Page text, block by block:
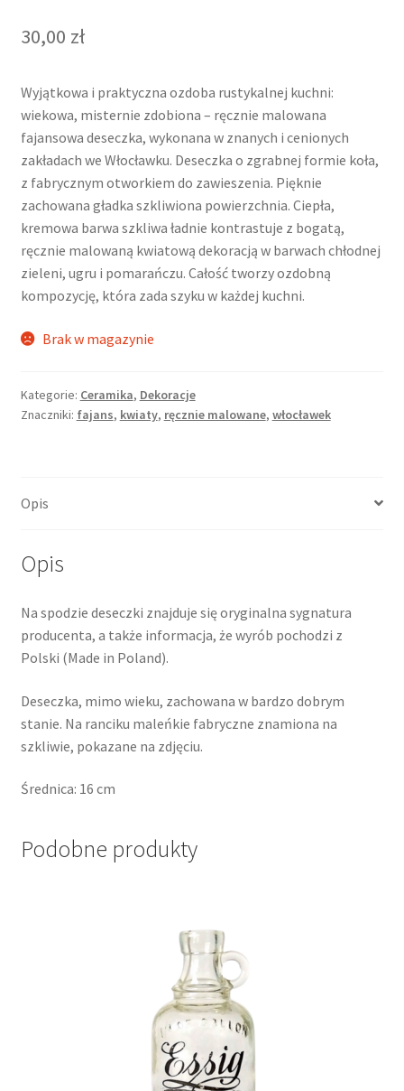
30,00 zł
Wyjątkowa i praktyczna ozdoba rustykalnej kuchni:
wiekowa, misternie zdobiona – ręcznie malowana
fajansowa deseczka, wykonana w znanych i cenionych
zakładach we Włocławku. Deseczka o zgrabnej formie koła,
z fabrycznym otworkiem do zawieszenia. Pięknie
zachowana gładka szkliwiona powierzchnia. Ciepła,
kremowa barwa szkliwa ładnie kontrastuje z bogatą,
ręcznie malowaną kwiatową dekoracją w barwach chłodnej
zieleni, ugru i pomarańczu. Całość tworzy ozdobną
kompozycję, która zada szyku w każdej kuchni.
Brak w magazynie
Kategorie: Ceramika, Dekoracje
Znaczniki: fajans, kwiaty, ręcznie malowane, włocławek
Opis
Opis
Na spodzie deseczki znajduje się oryginalna sygnatura
producenta, a także informacja, że wyrób pochodzi z
Polski (Made in Poland).
Deseczka, mimo wieku, zachowana w bardzo dobrym
stanie. Na ranciku maleńkie fabryczne znamiona na
szkliwie, pokazane na zdjęciu.
Średnica: 16 cm
Podobne produkty